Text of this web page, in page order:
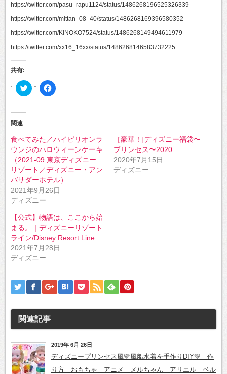
https://twitter.com/pasu_rapu1124/status/1486268196525326339
https://twitter.com/mittan_08_40/status/1486268169396580352
https://twitter.com/KINOKO7524/status/1486268149494611979
https://twitter.com/xx16_16xx/status/1486268146583732225
共有:
ク
リ
共
有
(新
し
い
ィ
ン
ド
ウ
で
開
ま
す)
Facebook
で
リ
ッ
ク
し
て
く
だ
さ
い
(新
ウ
ィ
ン
ド
ウ
で
開
関連
食べてみた／ハイピリオンラ
ウンジのハロウィーンケーキ
（2021-09 東京ディズニー
リゾート／ディズニー・アン
バサダーホテル）
2021年9月26日
ディズニー
［豪華！]ディズニー福袋〜
プリンセス〜2020
2020年7月15日
ディズニー
【公式】物語は、ここから始
まる。｜ディズニーリゾート
ライン/Disney Resort Line
2021年7月28日
ディズニー
関連記事
2019年 6月 26日
ディズニープリンセス風💛風船水着を手作りDIY💛 作
り方 おもちゃ アニメ メルちゃん アリエル ベル